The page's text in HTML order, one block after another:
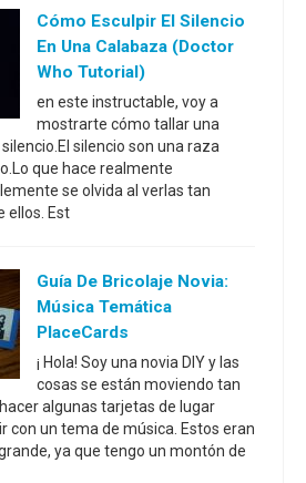
Cómo Esculpir El Silencio
En Una Calabaza (Doctor
Who Tutorial)
en este instructable, voy a
mostrarte cómo tallar una
silencio son una raza
que hace realmente
se olvida al verlas tan
ellos. Est
Guía De Bricolaje Novia:
Música Temática
PlaceCards
¡ Hola! Soy una novia DIY y las
cosas se están moviendo tan
algunas tarjetas de lugar
con un tema de música. Estos eran
ya que tengo un montón de